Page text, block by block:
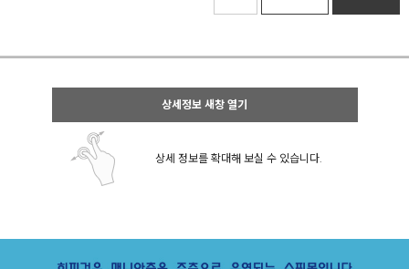
상세정보 새창 열기
상세 정보를 확대해 보실 수 있습니다.